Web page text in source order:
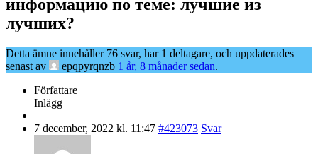
информацию по теме: лучшие из
лучших?
Detta ämne innehåller 76 svar, har 1 deltagare, och uppdaterades
senast av
epqpyrqnzb 1 år, 8 månader sedan.
Författare
Inlägg
7 december, 2022 kl. 11:47 #423073 Svar